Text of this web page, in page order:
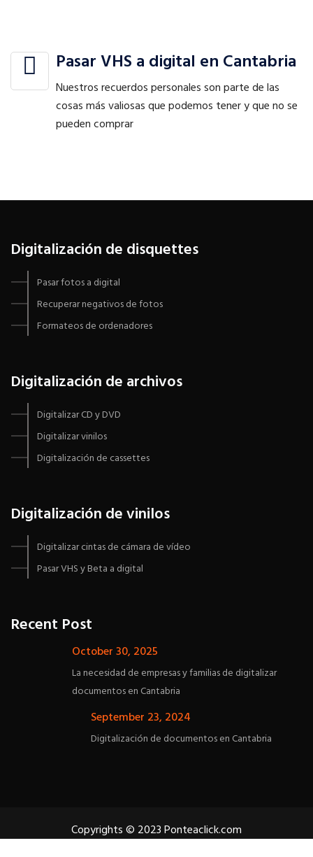
Pasar VHS a digital en Cantabria
Nuestros recuerdos personales son parte de las
cosas más valiosas que podemos tener y que no se
pueden comprar
Digitalización de disquettes
Pasar fotos a digital
Recuperar negativos de fotos
Formateos de ordenadores
Digitalización de archivos
Digitalizar CD y DVD
Digitalizar vinilos
Digitalización de cassettes
Digitalización de vinilos
Digitalizar cintas de cámara de vídeo
Pasar VHS y Beta a digital
Recent Post
October 30, 2025
La necesidad de empresas y familias de digitalizar
documentos en Cantabria
September 23, 2024
Digitalización de documentos en Cantabria
Copyrights © 2023 Ponteaclick.com